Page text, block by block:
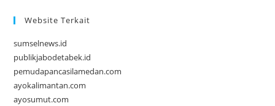
Website Terkait
sumselnews.id
publikjabodetabek.id
pemudapancasilamedan.com
ayokalimantan.com
ayosumut.com